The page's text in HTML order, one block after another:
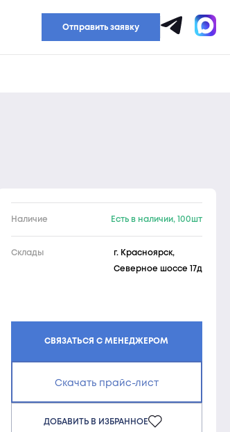
Отправить заявку
Наличие Есть в наличии, 100шт
Склады г. Красноярск,
Северное шоссе 17д
СВЯЗАТЬСЯ С МЕНЕДЖЕРОМ
Скачать прайс-лист
ДОБАВИТЬ В ИЗБРАННОЕ